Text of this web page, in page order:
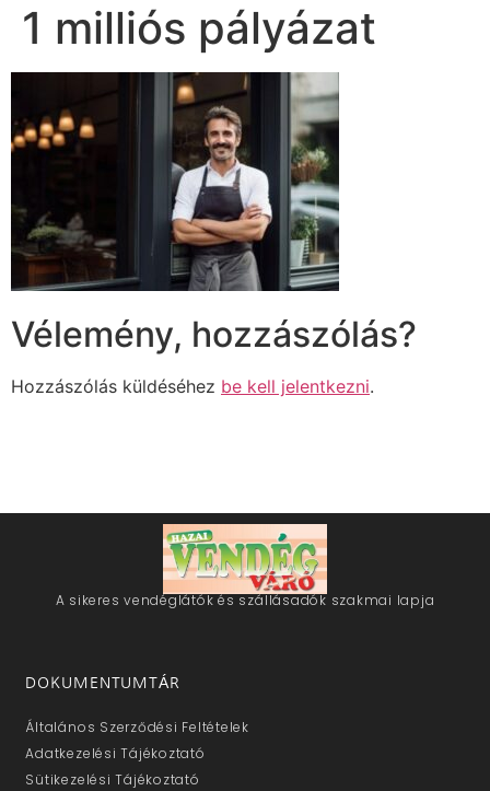
1 milliós pályázat
Vélemény, hozzászólás?
Hozzászólás küldéséhez be kell jelentkezni.
A sikeres vendéglátók és szállásadók szakmai lapja
DOKUMENTUMTÁR
Általános Szerződési Feltételek
Adatkezelési Tájékoztató
Sütikezelési Tájékoztató